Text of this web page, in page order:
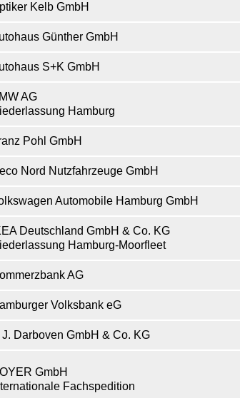
Kelb GmbH
Günther GmbH
S+K GmbH
AG
Hamburg
Pohl GmbH
Nord Nutzfahrzeuge GmbH
Automobile Hamburg GmbH
Deutschland GmbH & Co. KG
Hamburg-Moorfleet
AG
Volksbank eG
J. Darboven GmbH & Co. KG
GmbH
Fachspedition